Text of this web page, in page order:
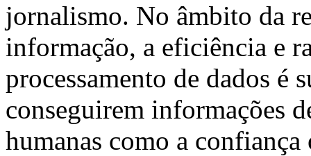
jornalismo. No âmbito da
informação, a eficiência e
processamento de dados é
conseguirem informações
humanas como a